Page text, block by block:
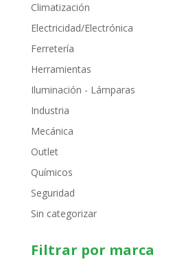
Climatización
Electricidad/Electrónica
Ferretería
Herramientas
Iluminación - Lámparas
Industria
Mecánica
Outlet
Químicos
Seguridad
Sin categorizar
Filtrar por marca